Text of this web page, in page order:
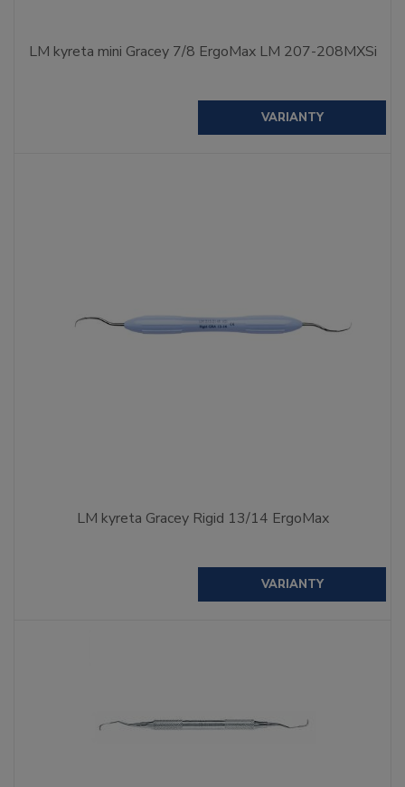
LM kyreta mini Gracey 7/8 ErgoMax LM 207-208MXSi
VARIANTY
LM kyreta Gracey Rigid 13/14 ErgoMax
VARIANTY